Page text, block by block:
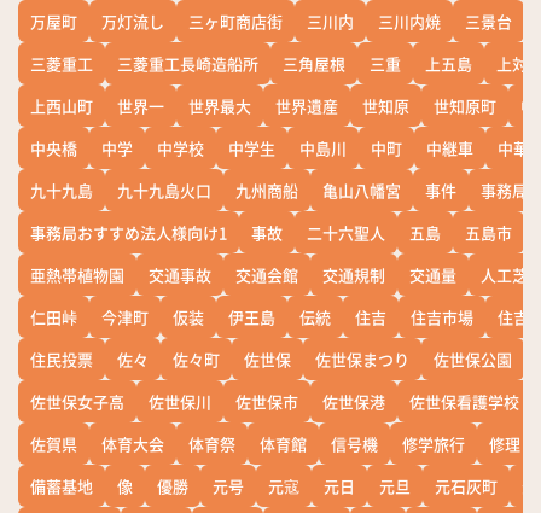
万屋町
万灯流し 三ヶ町商店街 三川内 三川内焼 三景台
三菱重工
三菱重工長崎造船所 三角屋根 三重 上五島
上対
上西山町
世界一 世界最大 世界遺産 世知原 世知原町
中
中央橋
中学 中学校 中学生 中島川 中町 中継車
中華
九十九島
九十九島火口 九州商船 亀山八幡宮 事件
事務局
事務局おすすめ法人様向け1
事故 二十六聖人 五島 五島市
亜熱帯植物園
交通事故 交通会館 交通規制 交通量
人工芝
仁田峠
今津町 仮装 伊王島 伝統 住吉 住吉市場
住吉
住民投票
佐々 佐々町 佐世保 佐世保まつり 佐世保公園
佐世保女子高
佐世保川 佐世保市 佐世保港
佐世保看護学校
佐賀県
体育大会 体育祭 体育館 信号機 修学旅行
修理
備蓄基地
像 優勝 元号 元寇 元日 元旦 元石灰町